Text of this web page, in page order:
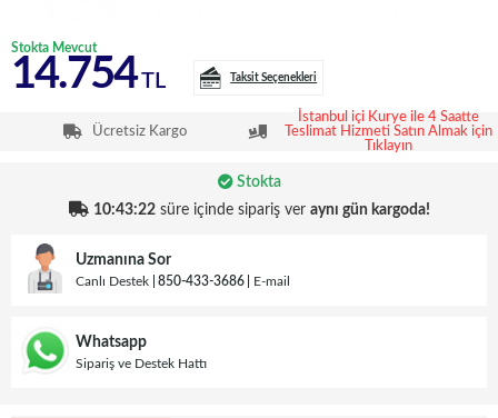
Stokta Mevcut
14.754TL Taksit Seçenekleri
Ücretsiz Kargo
İstanbul içi Kurye ile 4 Saatte
Teslimat Hizmeti Satın Almak için
Tıklayın
Stokta
10:43:22süre içinde sipariş ver aynı gün kargoda!
Uzmanına Sor
Canlı Destek 850-433-3686 E-mail
Whatsapp
Sipariş ve Destek Hattı